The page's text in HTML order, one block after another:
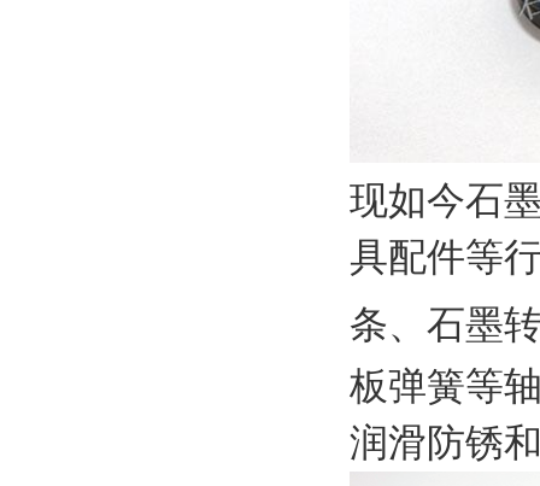
现如今石
具配件等
条、 石墨
板弹簧等
润滑防锈